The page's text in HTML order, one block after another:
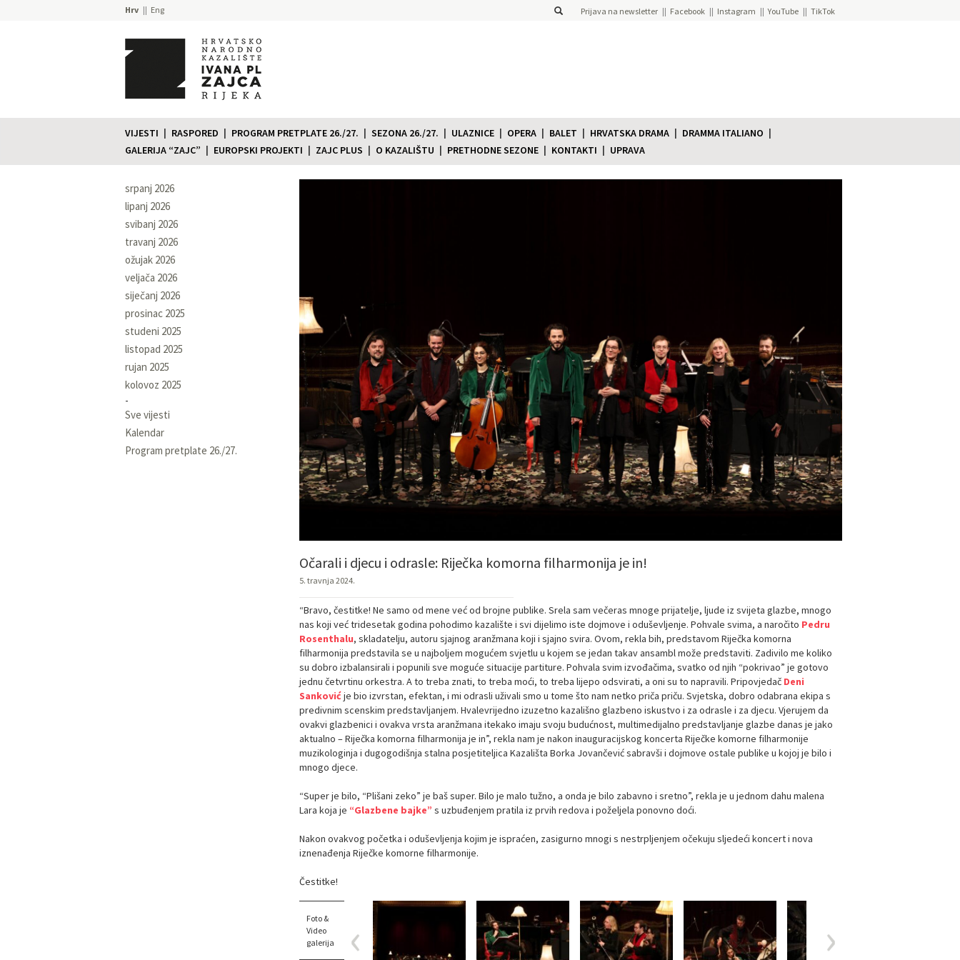
Hrv Eng Prijava na newsletter Facebook Instagram YouTube TikTok
VIJESTI RASPORED PROGRAM PRETPLATE 26./27. SEZONA 26./27. ULAZNICE OPERA BALET HRVATSKA DRAMA
DRAMMA ITALIANO
GALERIJA “ZAJC”
EUROPSKI PROJEKTI ZAJC PLUS O KAZALIŠTU PRETHODNE SEZONE KONTAKTI UPRAVA
srpanj 2026
lipanj 2026
svibanj 2026
travanj 2026
ožujak 2026
veljača 2026
siječanj 2026
prosinac 2025
studeni 2025
listopad 2025
rujan 2025
kolovoz 2025
Sve vijesti
Kalendar
Program pretplate 26./27.
Očarali i djecu i odrasle: Riječka komorna filharmonija je in!
5. travnja 2024.
“Bravo, čestitke! Ne samo od mene već od brojne publike. Srela sam večeras mnoge prijatelje, ljude iz svijeta glazbe, mnogo
nas koji već tridesetak godina pohodimo kazalište i svi dijelimo iste dojmove i oduševljenje. Pohvale svima, a naročito Pedru
Rosenthalu, skladatelju, autoru sjajnog aranžmana koji i sjajno svira. Ovom, rekla bih, predstavom Riječka komorna
filharmonija predstavila se u najboljem mogućem svjetlu u kojem se jedan takav ansambl može predstaviti. Zadivilo me koliko
su dobro izbalansirali i popunili sve moguće situacije partiture. Pohvala svim izvođačima, svatko od njih “pokrivao” je gotovo
jednu četvrtinu orkestra. A to treba znati, to treba moći, to treba lijepo odsvirati, a oni su to napravili. Pripovjedač Deni
Sankovićje bio izvrstan, efektan, i mi odrasli uživali smo u tome što nam netko priča priču. Svjetska, dobro odabrana ekipa s
predivnim scenskim predstavljanjem. Hvalevrijedno izuzetno kazališno glazbeno iskustvo i za odrasle i za djecu. Vjerujem da
ovakvi glazbenici i ovakva vrsta aranžmana itekako imaju svoju budućnost, multimedijalno predstavljanje glazbe danas je jako
aktualno – Riječka komorna filharmonija je in”, rekla nam je nakon inauguracijskog koncerta Riječke komorne filharmonije
muzikologinja i dugogodišnja stalna posjetiteljica Kazališta Borka Jovančević sabravši i dojmove ostale publike u kojoj je bilo i
mnogo djece.
“Super je bilo, “Plišani zeko” je baš super. Bilo je malo tužno, a onda je bilo zabavno i sretno”, rekla je u jednom dahu malena
Lara koja je “Glazbene bajke” s uzbuđenjem pratila iz prvih redova i poželjela ponovno doći.
Nakon ovakvog početka i oduševljenja kojim je ispraćen, zasigurno mnogi s nestrpljenjem očekuju sljedeći koncert i nova
iznenađenja Riječke komorne filharmonije.
Čestitke!
Foto &
Video
galerija